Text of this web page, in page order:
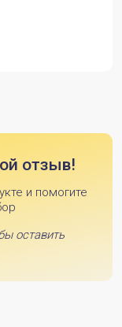
отзыв!
и помогите
оставить